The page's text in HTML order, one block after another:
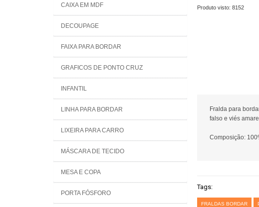
CAIXA EM MDF
DECOUPAGE
FAIXA PARA BORDAR
GRAFICOS DE PONTO CRUZ
INFANTIL
LINHA PARA BORDAR
LIXEIRA PARA CARRO
MÁSCARA DE TECIDO
MESA E COPA
PORTA FÓSFORO
Produto visto: 8152
Fralda para
falso e viés
Composição:
Tags:
FRALDAS BORDAR